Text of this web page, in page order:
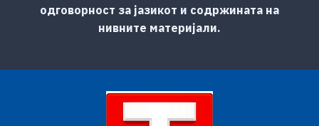
одговорност за јазикот и содржината на
нивните материјали.